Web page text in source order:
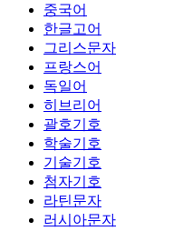
중국어
한글고어
그리스문자
프랑스어
독일어
히브리어
괄호기호
학술기호
기술기호
첨자기호
라틴문자
러시아문자